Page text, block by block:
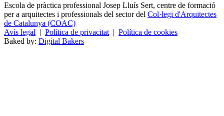
Escola de pràctica professional Josep Lluís Sert, centre de formació
per a arquitectes i professionals del sector del Col·legi d'Arquitectes
de Catalunya (COAC)
Avís legal | Política de privacitat | Política de cookies
Baked by: Digital Bakers